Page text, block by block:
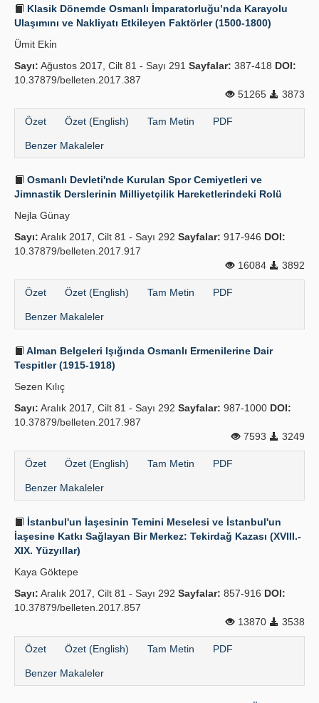
Klasik Dönemde Osmanlı İmparatorluğu’nda Karayolu
Ulaşımını ve Nakliyatı Etkileyen Faktörler (1500-1800)
Ümit Eki̇n
Sayı: Ağustos 2017, Cilt 81 - Sayı 291 Sayfalar: 387-418 DOI:
10.37879/belleten.2017.387
51265
3873
Özet Özet (English) Tam Metin PDF
Benzer Makaleler
Osmanlı Devleti'nde Kurulan Spor Cemiyetleri ve
Jimnastik Derslerinin Milliyetçilik Hareketlerindeki Rolü
Nejla Günay
Sayı: Aralık 2017, Cilt 81 - Sayı 292 Sayfalar: 917-946 DOI:
10.37879/belleten.2017.917
16084
3892
Özet Özet (English) Tam Metin PDF
Benzer Makaleler
Alman Belgeleri Işığında Osmanlı Ermenilerine Dair
Tespitler (1915-1918)
Sezen Kılıç
Sayı: Aralık 2017, Cilt 81 - Sayı 292 Sayfalar: 987-1000 DOI:
10.37879/belleten.2017.987
7593
3249
Özet Özet (English) Tam Metin PDF
Benzer Makaleler
İstanbul'un İaşesinin Temini Meselesi ve İstanbul'un
İaşesine Katkı Sağlayan Bir Merkez: Tekirdağ Kazası (XVIII.-
XIX. Yüzyıllar)
Kaya Göktepe
Sayı: Aralık 2017, Cilt 81 - Sayı 292 Sayfalar: 857-916 DOI:
10.37879/belleten.2017.857
13870
3538
Özet Özet (English) Tam Metin PDF
Benzer Makaleler